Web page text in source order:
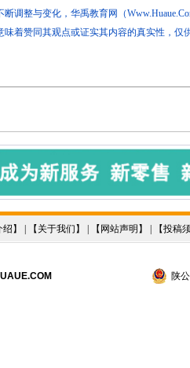
调整与变化，华禹教育网（
味着赞同其观点或证实其内容的真实性，仅
绍 】 | 【 关于我们 】 | 【 网站声明 】 | 【投稿
陕